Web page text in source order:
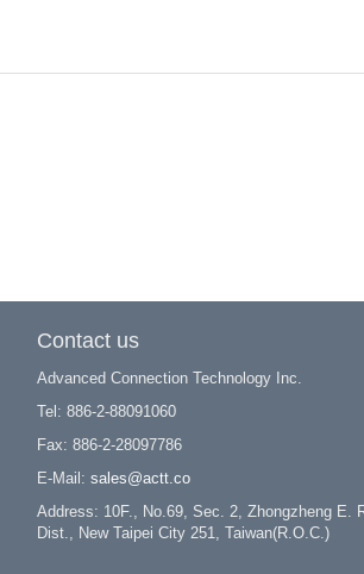
Contact us
Advanced Connection Technology Inc.
Tel: 886-2-88091060
Fax: 886-2-28097786
E-Mail: sales@actt.co
Address: 10F., No.69, Sec. 2, Zhongzheng E.
Dist., New Taipei City 251, Taiwan(R.O.C.)